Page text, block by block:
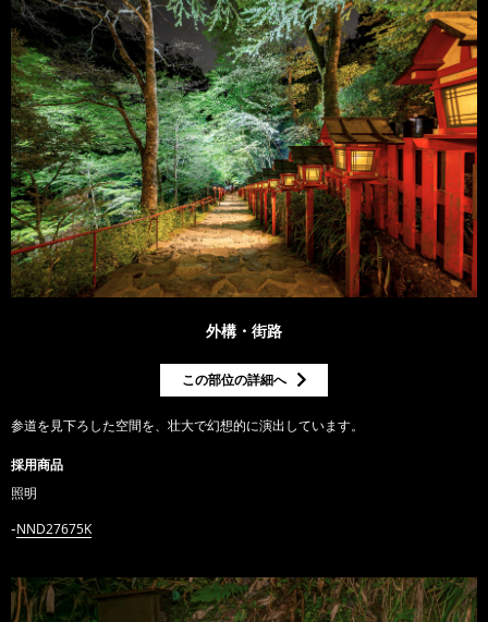
外構・街路
この部位の詳細へ
参道を見下ろした空間を、壮大で幻想的に演出しています。
採用商品
照明
NND27675K